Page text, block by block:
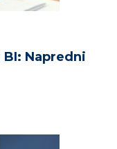
Napredni